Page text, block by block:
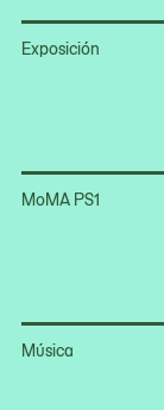
Exposición
MoMA PS1
Música